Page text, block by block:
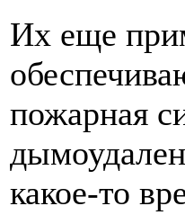
Их еще
пожарная
какое-то